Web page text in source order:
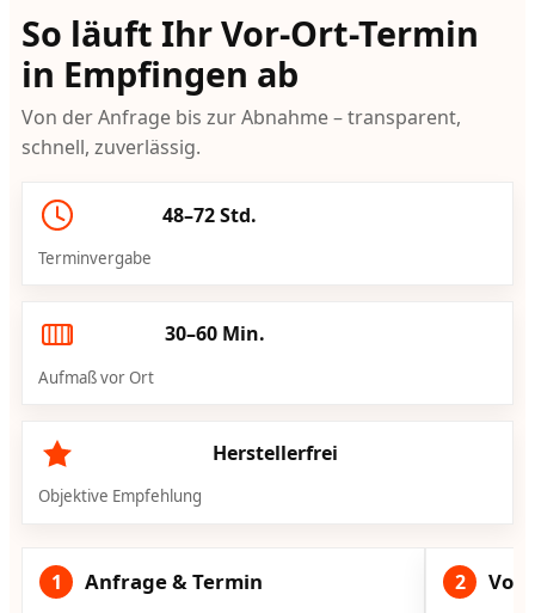
So läuft Ihr Vor-Ort-Termin
in Empfingen ab
Von der Anfrage bis zur Abnahme – transparent,
schnell, zuverlässig.
48–72 Std.
Terminvergabe
30–60 Min.
Aufmaß vor Ort
Herstellerfrei
Objektive Empfehlung
1 Anfrage & Termin 2